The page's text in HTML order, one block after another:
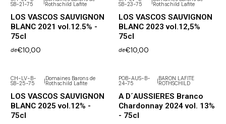
SB-21-75 Rothschild Lafite
LOS VASCOS SAUVIGNON
BLANC 2021 vol.12.5% -
75cl
de€10,00
SB-23-75 Rothschild Lafite
LOS VASCOS SAUVIGNON
BLANC 2023 vol.12,5%
75cl
de€10,00
CH-LV-B-
SB-25-75 |Domaines Barons de
Rothschild Lafite
LOS VASCOS SAUVIGNON
BLANC 2025 vol.12% -
75cl
POB-AUS-B-
24-75 |BARON LAFITE
ROTHSCHILD
A D´AUSSIERES Branco
Chardonnay 2024 vol. 13%
- 75cl